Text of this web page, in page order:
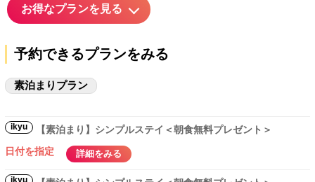
お得なプランを見る
予約できるプランをみる
素泊まりプラン
ikyu
【素泊まり】シンプルステイ＜朝食無料プレゼント＞
日付を指定
詳細をみる
ikyu